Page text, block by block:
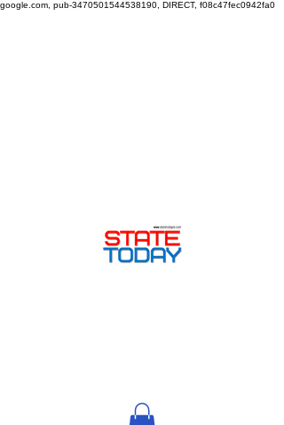
google.com, pub-3470501544538190, DIRECT, f08c47fec0942fa0